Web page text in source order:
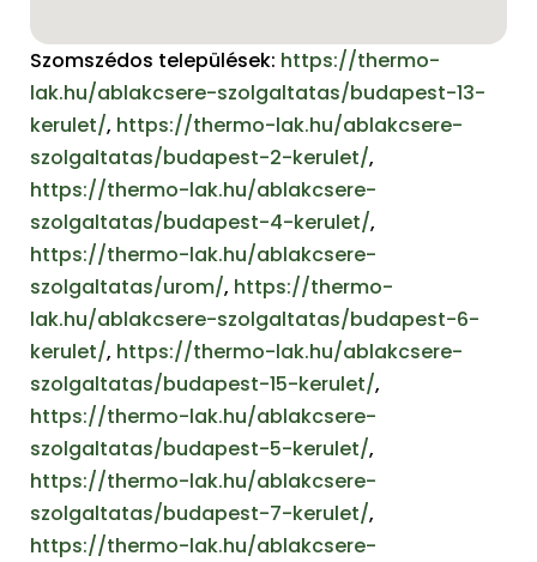
Szomszédos települések: https://thermo-
lak.hu/ablakcsere-szolgaltatas/budapest-13-
kerulet/, https://thermo-lak.hu/ablakcsere-
szolgaltatas/budapest-2-kerulet/,
https://thermo-lak.hu/ablakcsere-
szolgaltatas/budapest-4-kerulet/,
https://thermo-lak.hu/ablakcsere-
szolgaltatas/urom/, https://thermo-
lak.hu/ablakcsere-szolgaltatas/budapest-6-
kerulet/, https://thermo-lak.hu/ablakcsere-
szolgaltatas/budapest-15-kerulet/,
https://thermo-lak.hu/ablakcsere-
szolgaltatas/budapest-5-kerulet/,
https://thermo-lak.hu/ablakcsere-
szolgaltatas/budapest-7-kerulet/,
https://thermo-lak.hu/ablakcsere-